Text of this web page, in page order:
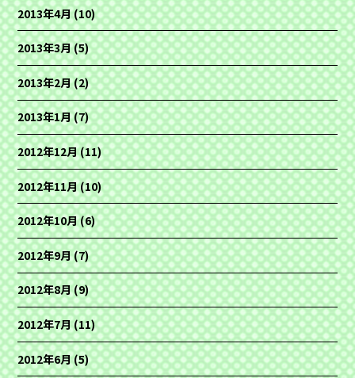
2013年4月(10)
2013年3月(5)
2013年2月(2)
2013年1月(7)
2012年12月(11)
2012年11月(10)
2012年10月(6)
2012年9月(7)
2012年8月(9)
2012年7月(11)
2012年6月(5)